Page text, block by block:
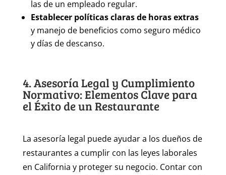
las de un empleado regular.
Establecer políticas claras de horas extras
y manejo de beneficios como seguro médico
y días de descanso.
4. Asesoría Legal y Cumplimiento
Normativo: Elementos Clave para
el Éxito de un Restaurante
La asesoría legal puede ayudar a los dueños de
restaurantes a cumplir con las leyes laborales
en California y proteger su negocio. Contar con